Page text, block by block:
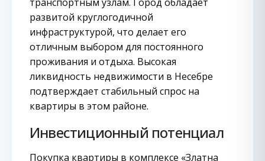
развитой круглогодичной
инфраструктурой, что делает его
отличным выбором для постоянного
проживания и отдыха. Высокая
ликвидность недвижимости в Несебре
подтверждает стабильный спрос на
квартиры в этом районе.
Инвестиционный потенциал
Покупка квартиры в комплексе «Златна